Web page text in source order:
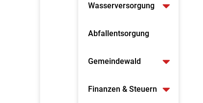
Wasserversorgung
Abfallentsorgung
Gemeindewald
Finanzen & Steuern